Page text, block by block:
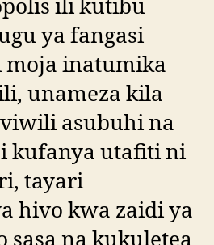
ili kutibu
ya fangasi
inatumika
unameza kila
asubuhi na
kufanya utafiti ni
tayari
hivo kwa zaidi ya